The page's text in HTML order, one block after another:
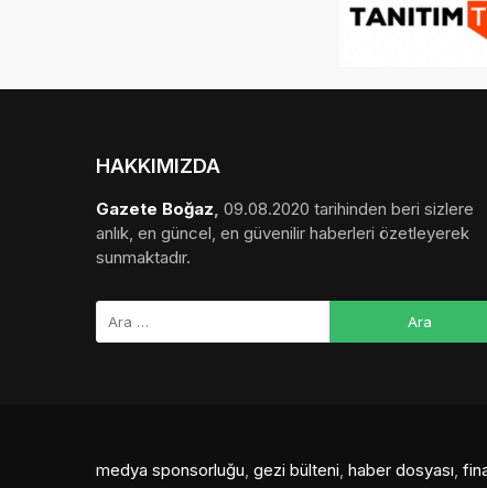
HAKKIMIZDA
Gazete Boğaz, 09.08.2020 tarihinden beri sizlere
anlık, en güncel, en güvenilir haberleri özetleyerek
sunmaktadır.
medya sponsorluğu, gezi bülteni, haber dosyası,